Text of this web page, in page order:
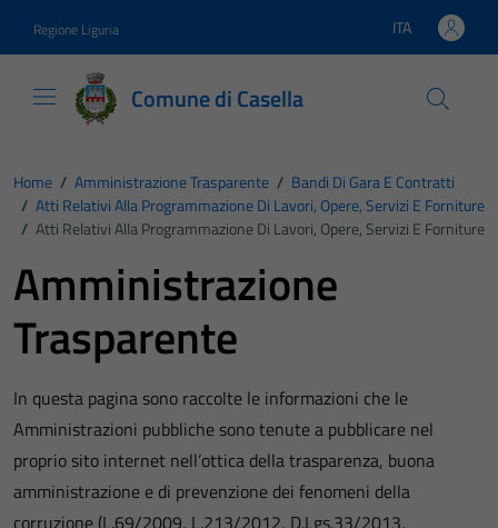
Regione Liguria Lingua attiva:
ITA
Comune di Casella
Home / Amministrazione Trasparente / Bandi Di Gara E Contratti
/ Atti Relativi Alla Programmazione Di Lavori, Opere, Servizi E Forniture
/ Atti Relativi Alla Programmazione Di Lavori, Opere, Servizi E Forniture
Amministrazione
Trasparente
In questa pagina sono raccolte le informazioni che le
Amministrazioni pubbliche sono tenute a pubblicare nel
proprio sito internet nell’ottica della trasparenza, buona
amministrazione e di prevenzione dei fenomeni della
corruzione (L.69/2009, L.213/2012, D.Lgs.33/2013,